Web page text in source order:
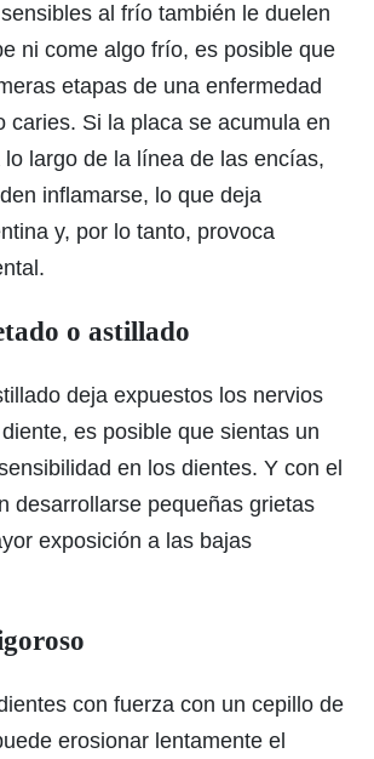
al frío también le duelen
ni come algo frío, es posible que
etapas de una enfermedad
caries. Si la placa se acumula en
lo largo de la línea de las encías,
inflamarse, lo que deja
y, por lo tanto, provoca
o astillado
deja expuestos los nervios
es posible que sientas un
en los dientes. Y con el
desarrollarse pequeñas grietas
exposición a las bajas
con fuerza con un cepillo de
erosionar lentamente el